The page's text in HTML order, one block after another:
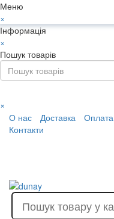
Меню
×
Інформація
×
Пошук товарів
×
О нас
Доставка Оплата
Контакти